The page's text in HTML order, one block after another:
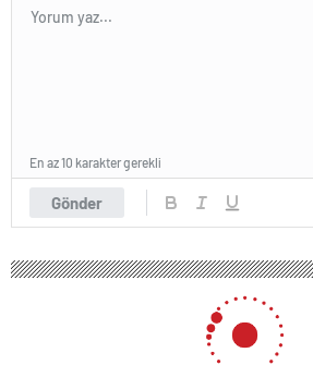
Gönder
En az 10 karakter gerekli